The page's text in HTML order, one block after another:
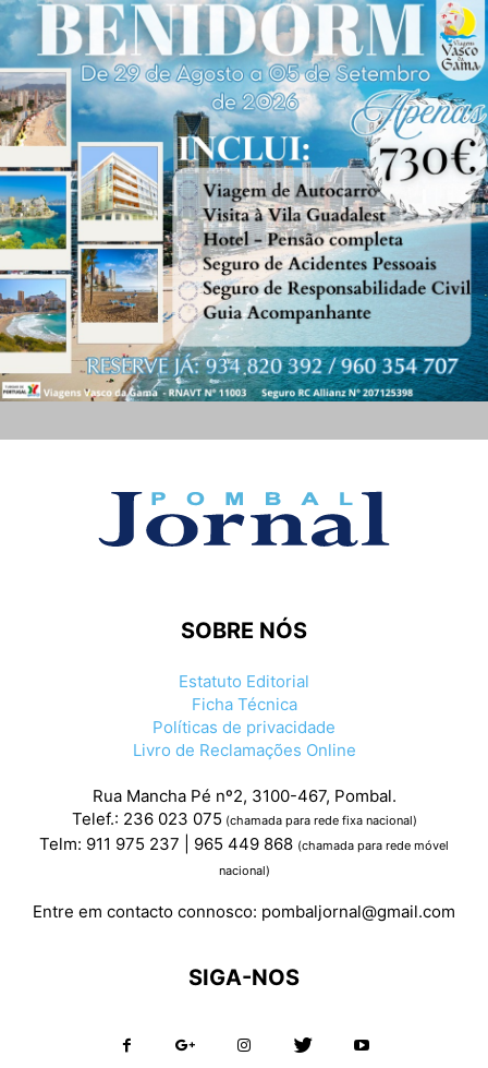
SOBRE NÓS
Estatuto Editorial
Ficha Técnica
Políticas de privacidade
Livro de Reclamações Online
Rua Mancha Pé nº2, 3100-467, Pombal.
Telef.: 236 023 075 (chamada para rede fixa nacional)
Telm: 911 975 237 | 965 449 868 (chamada para rede móvel
nacional)
Entre em contacto connosco: pombaljornal@gmail.com
SIGA-NOS